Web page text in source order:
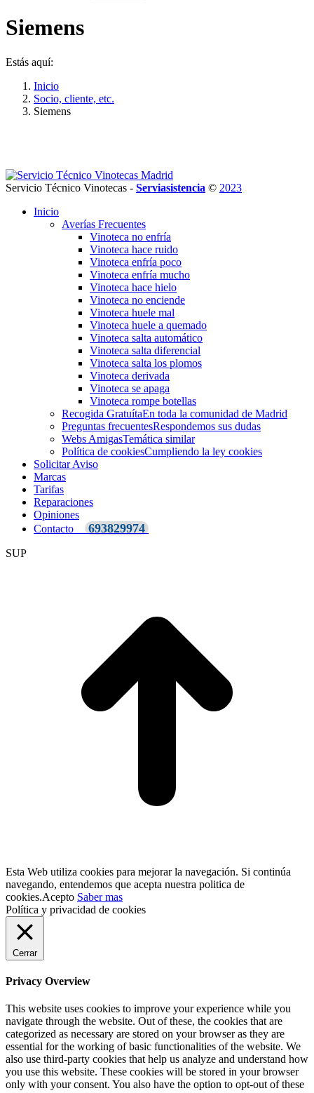
Siemens
Estás aquí:
Inicio
Socio, cliente, etc.
Siemens
Servicio Técnico Vinotecas - Serviasistencia © 2023
Inicio
Averías Frecuentes
Vinoteca no enfría
Vinoteca hace ruido
Vinoteca enfría poco
Vinoteca enfría mucho
Vinoteca hace hielo
Vinoteca no enciende
Vinoteca huele mal
Vinoteca huele a quemado
Vinoteca salta automático
Vinoteca salta diferencial
Vinoteca salta los plomos
Vinoteca derivada
Vinoteca se apaga
Vinoteca rompe botellas
Recogida GratuítaEn toda la comunidad de Madrid
Preguntas frecuentesRespondemos sus dudas
Webs AmigasTemática similar
Política de cookiesCumpliendo la ley cookies
Solicitar Aviso
Marcas
Tarifas
Reparaciones
Opiniones
Contacto 693829974
SUP
Esta Web utiliza cookies para mejorar la navegación. Si continúa
navegando, entendemos que acepta nuestra politica de
cookies.Acepto Saber mas
Política y privacidad de cookies
Cerrar
Privacy Overview
This website uses cookies to improve your experience while you
navigate through the website. Out of these, the cookies that are
categorized as necessary are stored on your browser as they are
essential for the working of basic functionalities of the website. We
also use third-party cookies that help us analyze and understand how
you use this website. These cookies will be stored in your browser
only with your consent. You also have the option to opt-out of these